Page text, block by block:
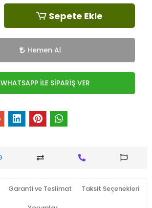
Sepete Ekle
Hemen Al
WHATSAPP İLE SİPARİŞ VER
Garanti ve Teslimat Taksit Seçenekleri